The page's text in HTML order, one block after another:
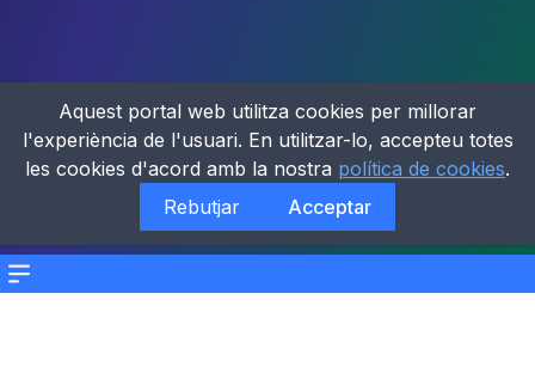
Menu
Aquest portal web utilitza cookies per millorar
l'experiència de l'usuari. En utilitzar-lo, accepteu totes
les cookies d'acord amb la nostra política de cookies.
Rebutjar
Acceptar